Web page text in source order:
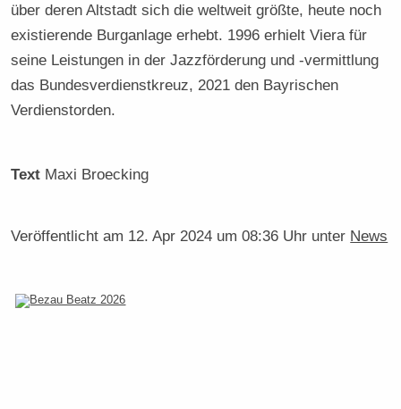
über deren Altstadt sich die weltweit größte, heute noch
existierende Burganlage erhebt. 1996 erhielt Viera für
seine Leistungen in der Jazzförderung und -vermittlung
das Bundesverdienstkreuz, 2021 den Bayrischen
Verdienstorden.
Text Maxi Broecking
Veröffentlicht am 12. Apr 2024 um 08:36 Uhr unter News